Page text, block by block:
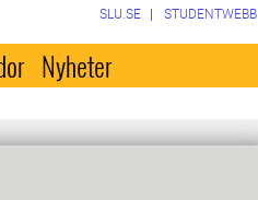
SLU.SE STUDENTWEBB
Nyheter